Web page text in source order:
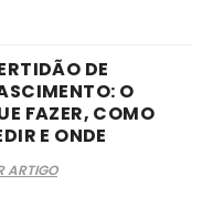
DE
O
FAZER, COMO
E ONDE
ARTIGO